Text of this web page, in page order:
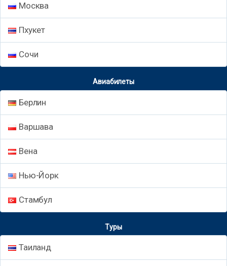
Москва
Пхукет
Сочи
Авиабилеты
Берлин
Варшава
Вена
Нью-Йорк
Стамбул
Туры
Таиланд